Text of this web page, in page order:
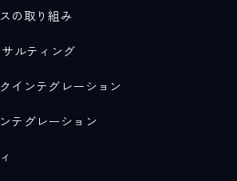
の取り組み
ルティング
インテグレーション
テグレーション